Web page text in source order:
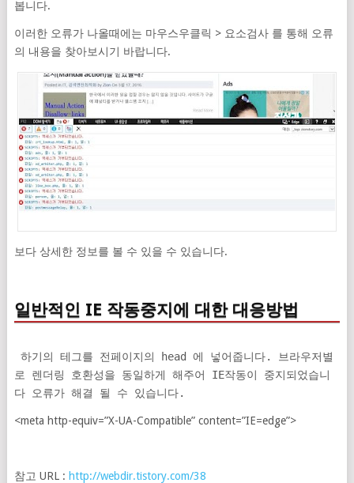
봅니다.
이러한 오류가 나올때에는 마우스우클릭 > 요소검사 를 통해 오류
의 내용을 찾아보시기 바랍니다.
보다 상세한 정보를 볼 수 있을 수 있습니다.
일반적인 IE 작동중지에 대한 대응방법
하기의 테그를 전페이지의 head 에 넣어줍니다. 브라우저별
로 렌더링 호환성을 동일하게 해주어 IE작동이 중지되었습니
다 오류가 해결 될 수 있습니다.
<meta http-equiv=”X-UA-Compatible” content=”IE=edge”>
참고 URL : http://webdir.tistory.com/38